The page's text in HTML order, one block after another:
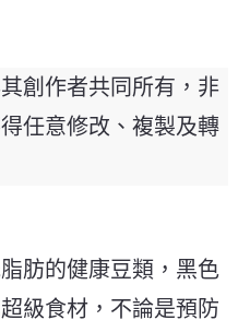
創作者共同所有，非
任意修改、複製及轉
肪的健康豆類，黑色
級食材，不論是預防